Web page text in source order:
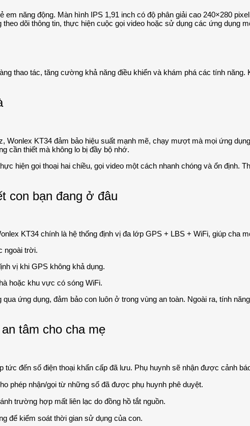
năng động. Màn hình IPS 1,91 inch có độ phân giải cao 240×280
dõi thông tin, thực hiện cuộc gọi video hoặc sử dụng các ứng dụng
thao tác, tăng cường khả năng điều khiển và khám phá các tính
Wonlex KT34 đảm bảo hiệu suất mạnh mẽ, chạy mượt mà mọi ứng
cần thiết mà không lo bị đầy bộ nhớ.
hiện gọi thoại hai chiều, gọi video một cách nhanh chóng và ổn định.
con bạn đang ở đâu
KT34 chính là hệ thống định vị đa lớp GPS + LBS + WiFi, giúp cha
ngoài trời.
vị khi GPS không khả dụng.
hoặc khu vực có sóng WiFi.
ứng dụng, đảm bảo con luôn ở trong vùng an toàn. Ngoài ra, tính
tâm cho cha mẹ
tức đến số điện thoại khẩn cấp đã lưu. Phụ huynh sẽ nhận được cảnh
phép nhận/gọi từ những số đã được phụ huynh phê duyệt.
trường hợp mất liên lạc do đồng hồ tắt nguồn.
để kiểm soát thời gian sử dụng của con.